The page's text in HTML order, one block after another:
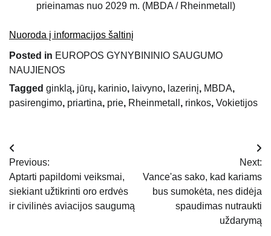
prieinamas nuo 2029 m. (MBDA / Rheinmetall)
Nuoroda į informacijos šaltinį
Posted in EUROPOS GYNYBININIO SAUGUMO
NAUJIENOS
Tagged ginklą, jūrų, karinio, laivyno, lazerinį, MBDA,
pasirengimo, priartina, prie, Rheinmetall , rinkos, Vokietijos
Navigacija
tarp
įrašų
Previous:
Aptarti papildomi veiksmai,
siekiant užtikrinti oro erdvės
ir civilinės aviacijos saugumą
Next:
Vance'as sako, kad kariams
bus sumokėta, nes didėja
spaudimas nutraukti
uždarymą